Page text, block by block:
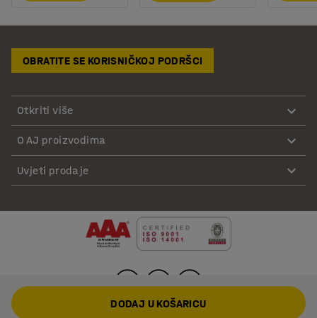
OBRATITE SE KORISNIČKOJ PODRŠCI
Otkriti više
O AJ proizvodima
Uvjeti prodaje
DODAJ U KOŠARICU